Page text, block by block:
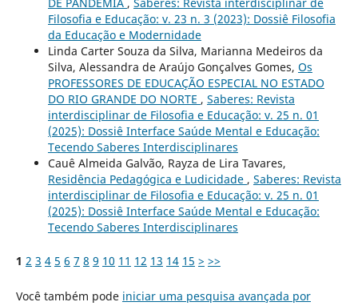
Filosofia e Educação: v. 23 n. 3 (2023): Dossiê Filosofia
da Educação e Modernidade
Linda Carter Souza da Silva, Marianna Medeiros da
Silva, Alessandra de Araújo Gonçalves Gomes, Os
PROFESSORES DE EDUCAÇÃO ESPECIAL NO ESTADO
DO RIO GRANDE DO NORTE , Saberes: Revista
interdisciplinar de Filosofia e Educação: v. 25 n. 01
(2025): Dossiê Interface Saúde Mental e Educação:
Tecendo Saberes Interdisciplinares
Cauê Almeida Galvão, Rayza de Lira Tavares,
Residência Pedagógica e Ludicidade , Saberes: Revista
interdisciplinar de Filosofia e Educação: v. 25 n. 01
(2025): Dossiê Interface Saúde Mental e Educação:
Tecendo Saberes Interdisciplinares
1 2 3 4 5 6 7 8 9 10 11 12 13 14 15 > >>
Você também pode iniciar uma pesquisa avançada por